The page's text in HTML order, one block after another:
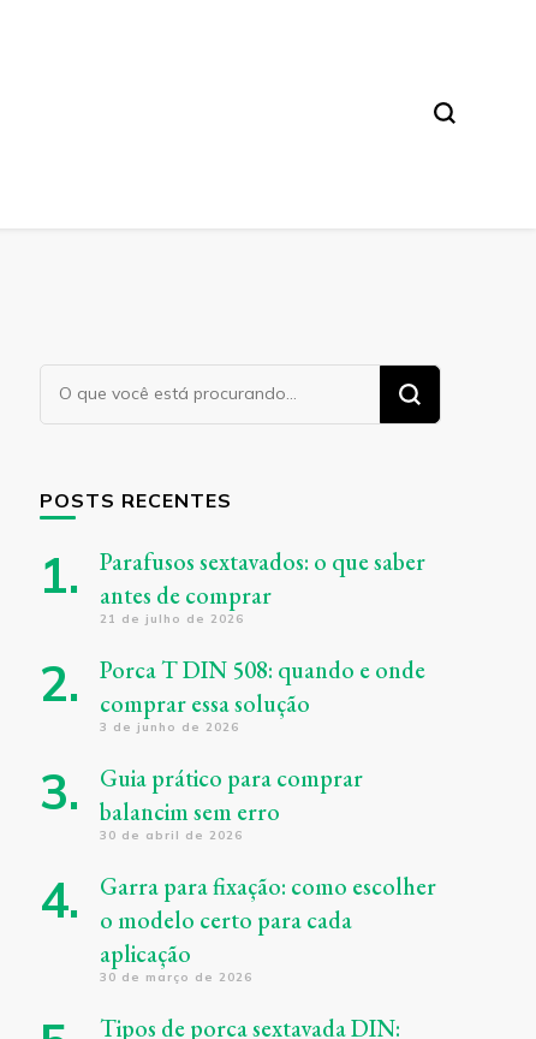
Procurando
algo?
POSTS RECENTES
Parafusos sextavados: o que saber
antes de comprar
21 de julho de 2026
Porca T DIN 508: quando e onde
comprar essa solução
3 de junho de 2026
Guia prático para comprar
balancim sem erro
30 de abril de 2026
Garra para fixação: como escolher
o modelo certo para cada
aplicação
30 de março de 2026
Tipos de porca sextavada DIN: